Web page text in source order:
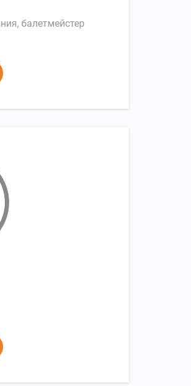
балетмейстер